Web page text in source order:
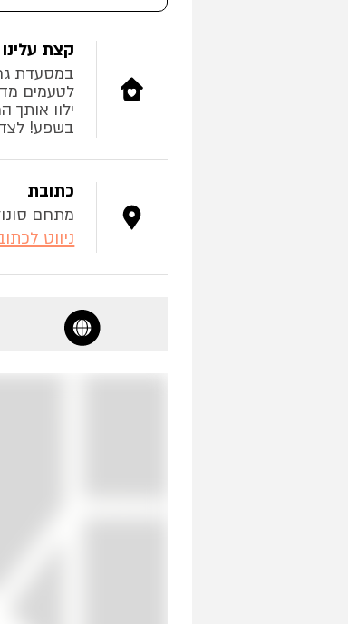
קצת עלינו
לטעמים
בשפע! לצד
כתובת
מתחם
ניווט